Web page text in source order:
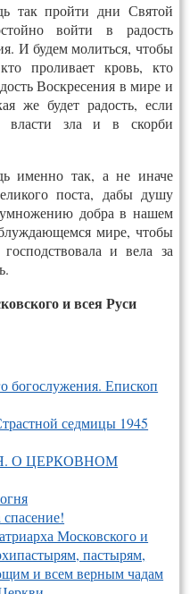
так пройти дни Святой
войти в радость
И будем молиться, чтобы
проливает кровь, кто
Воскресения в мире и
же будет радость, если
зла и в скорби
именно так, а не иначе
поста, дабы душу
умножению добра в нашем
мире, чтобы
и вела за
и всея Руси
богослужения. Епископ
седмицы 1945
О ЦЕРКОВНОМ
Московского и
пастырям,
и всем верным чадам